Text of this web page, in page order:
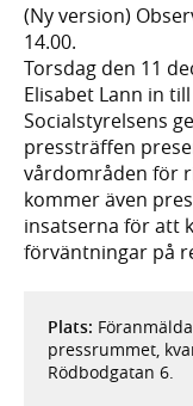
(Ny version)
14.00.
Torsdag den 11
Elisabet Lann in
Socialstyrelsens
pressträffen
vårdområden för
kommer även
insatserna för att
förväntningar på
Plats:
pressrummet,
Rödbodgatan 6.